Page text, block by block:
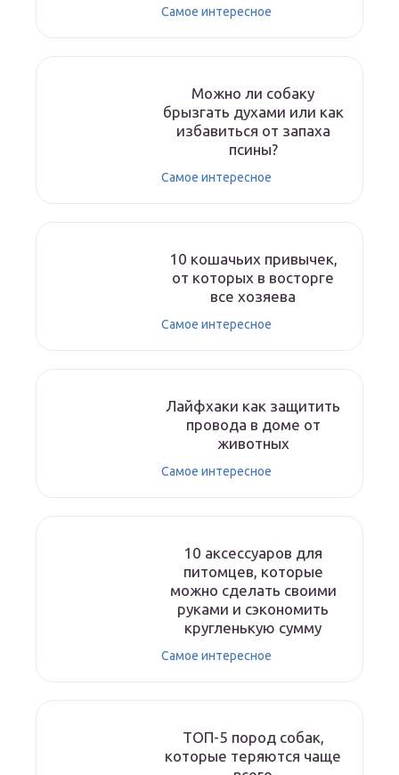
Самое интересное
Можно ли собаку
брызгать духами или как
избавиться от запаха
псины?
Самое интересное
10 кошачьих привычек,
от которых в восторге
все хозяева
Самое интересное
Лайфхаки как защитить
провода в доме от
животных
Самое интересное
10 аксессуаров для
питомцев, которые
можно сделать своими
руками и сэкономить
кругленькую сумму
Самое интересное
ТОП-5 пород собак,
которые теряются чаще